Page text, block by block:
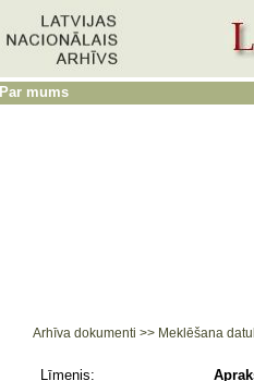
Par mums
Arhīva dokumenti >> Meklēšana
Līmenis: